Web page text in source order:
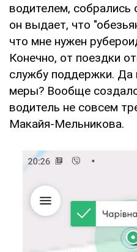
водителем, собрались
он выдает, что
что мне нужен
Конечно, от поездки
службу поддержки. Да
меры? Вообще
водитель не совсем
Макайя-Мельникова.